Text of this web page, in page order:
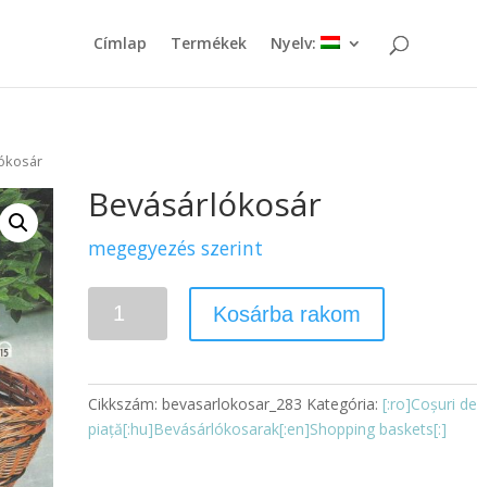
Címlap Termékek Nyelv:
Bevásárlókosár
megegyezés szerint
Kosárba rakom
Cikkszám:bevasarlokosar_283 Kategória: [:ro]Coșuri de
piață[:hu]Bevásárlókosarak[:en]Shopping baskets[:]